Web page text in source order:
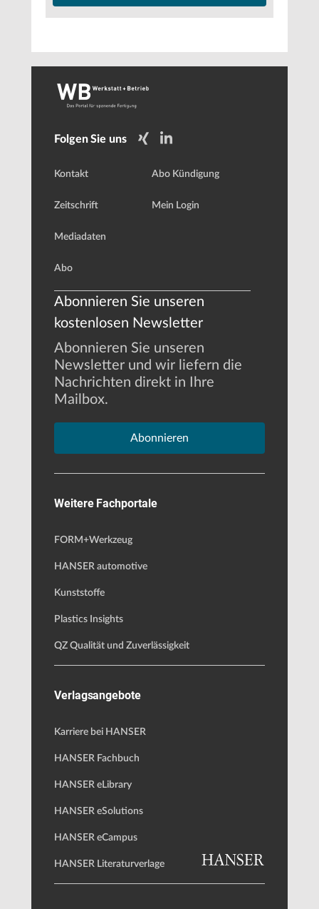
Folgen Sie uns
Kontakt
Zeitschrift
Mediadaten
Abo
Abo Kündigung
Mein Login
Abonnieren Sie unseren
kostenlosen Newsletter
Abonnieren Sie unseren
Newsletter und wir liefern die
Nachrichten direkt in Ihre
Mailbox.
Abonnieren
Weitere Fachportale
FORM+Werkzeug
HANSER automotive
Kunststoffe
Plastics Insights
QZ Qualität und Zuverlässigkeit
Verlagsangebote
Karriere bei HANSER
HANSER Fachbuch
HANSER eLibrary
HANSER eSolutions
HANSER eCampus
HANSER Literaturverlage